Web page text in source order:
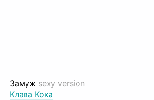
Замуж sexy version
Клава Кока